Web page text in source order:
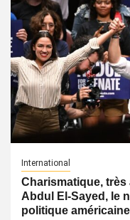
International
Charismatique, très
Abdul El-Sayed, le
politique américaine